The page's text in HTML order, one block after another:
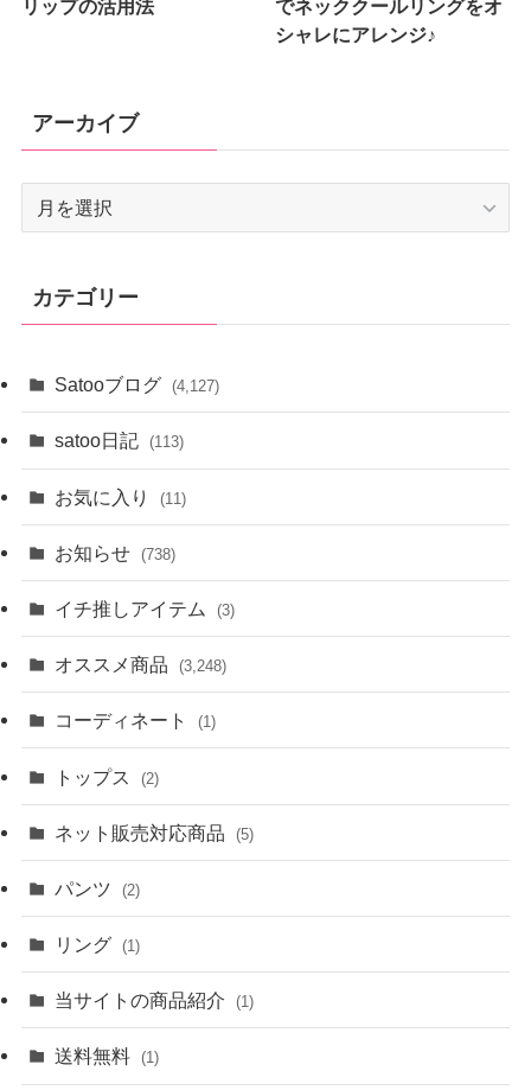
リップの活用法
でネッククールリングをオ
シャレにアレンジ♪
アーカイブ
ブ
カテゴリー
Satooブログ (4,127)
satoo日記 (113)
お気に入り (11)
お知らせ (738)
イチ推しアイテム (3)
オススメ商品 (3,248)
コーディネート (1)
トップス (2)
ネット販売対応商品 (5)
パンツ (2)
リング (1)
当サイトの商品紹介 (1)
送料無料 (1)